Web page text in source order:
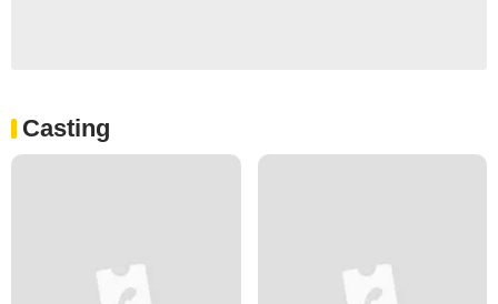
Casting